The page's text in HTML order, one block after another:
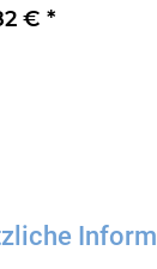
1
€ *